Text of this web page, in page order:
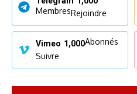
MembresRejoindre
Vimeo 1,000Abonnés
Suivre